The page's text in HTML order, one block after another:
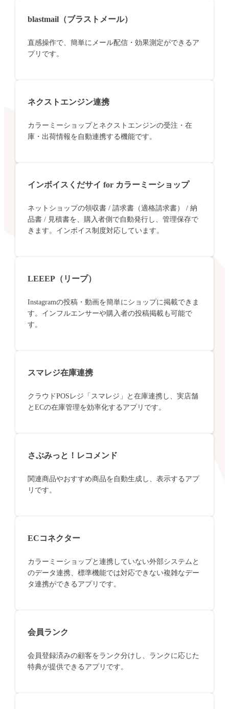
blastmail（ブラストメール）
直感操作で、簡単にメール配信・効果測定ができるア
プリです。
ネクストエンジン連携
カラーミーショップとネクストエンジンの受注・在
庫・出荷情報を自動連携する機能です。
インボイスくだサイ for カラーミーショップ
ネットショップの領収書 / 請求書（適格請求書） / 納
品書 / 見積書を、購入者側で自動発行し、管理保存で
きます。インボイス制度対応しています。
LEEEP（リープ）
Instagramの投稿・動画を簡単にショップに掲載できま
す。インフルエンサーや購入者の投稿掲載も可能で
す。
スマレジ在庫連携
クラウドPOSレジ「スマレジ」と在庫連携し、実店舗
とECの在庫管理を効率化するアプリです。
さぶみっと！レコメンド
関連商品やおすすめ商品を自動生成し、表示するアプ
リです。
ECコネクター
カラーミーショップと連携していない外部システムと
のデータ連携、標準機能では対応できない複雑なデー
タ連携ができるアプリです。
会員ランク
会員登録済みの顧客をランク分けし、ランクに応じた
特典が提供できるアプリです。